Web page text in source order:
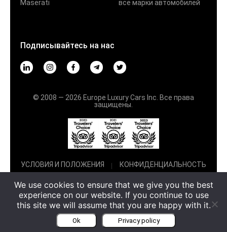
Maserati
все марки автомобилей
Подписывайтесь на нас
© 2008 — 2026 Europe Luxury Cars Inc. Все права
защищены.
УСЛОВИЯ И ПОЛОЖЕНИЯ КОНФИДЕНЦИАЛЬНОСТЬ
We use cookies to ensure that we give you the best
experience on our website. If you continue to use
this site we will assume that you are happy with it.
Ok Privacy policy